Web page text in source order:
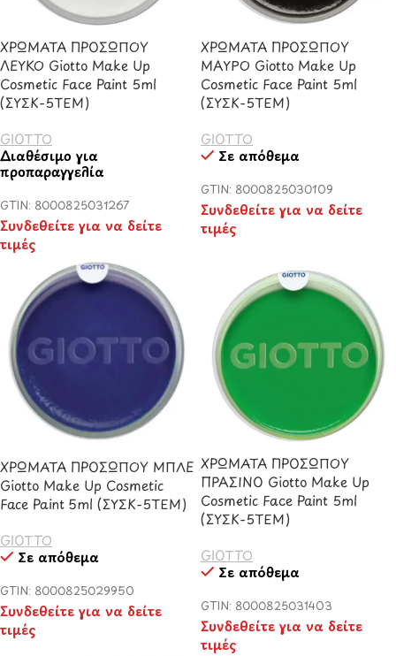
ΧΡΩΜΑΤΑ ΠΡΟΣΩΠΟΥ
ΛΕΥΚΟ Giotto Make Up
Cosmetic Face Paint 5ml
(ΣΥΣΚ-5ΤΕΜ)
GIOTTO
Διαθέσιμο για
προπαραγγελία
GTIN: 8000825031267
Συνδεθείτε για να δείτε
τιμές
ΧΡΩΜΑΤΑ ΠΡΟΣΩΠΟΥ
ΜΑΥΡΟ Giotto Make Up
Cosmetic Face Paint 5ml
(ΣΥΣΚ-5ΤΕΜ)
GIOTTO
Σε απόθεμα
GTIN: 8000825030109
Συνδεθείτε για να δείτε
τιμές
ΧΡΩΜΑΤΑ ΠΡΟΣΩΠΟΥ ΜΠΛΕ
Giotto Make Up Cosmetic
Face Paint 5ml (ΣΥΣΚ-5ΤΕΜ)
GIOTTO
Σε απόθεμα
GTIN: 8000825029950
Συνδεθείτε για να δείτε
τιμές
ΧΡΩΜΑΤΑ ΠΡΟΣΩΠΟΥ
ΠΡΑΣΙΝΟ Giotto Make Up
Cosmetic Face Paint 5ml
(ΣΥΣΚ-5ΤΕΜ)
GIOTTO
Σε απόθεμα
GTIN: 8000825031403
Συνδεθείτε για να δείτε
τιμές